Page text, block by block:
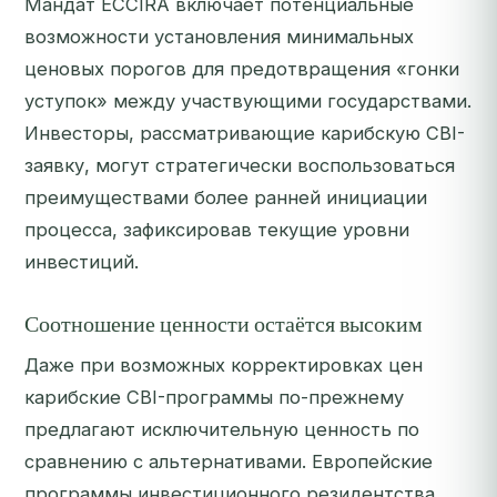
Мандат ECCIRA включает потенциальные
возможности установления минимальных
ценовых порогов для предотвращения «гонки
уступок» между участвующими государствами.
Инвесторы, рассматривающие карибскую CBI-
заявку, могут стратегически воспользоваться
преимуществами более ранней инициации
процесса, зафиксировав текущие уровни
инвестиций.
Соотношение ценности остаётся высоким
Даже при возможных корректировках цен
карибские CBI-программы по-прежнему
предлагают исключительную ценность по
сравнению с альтернативами. Европейские